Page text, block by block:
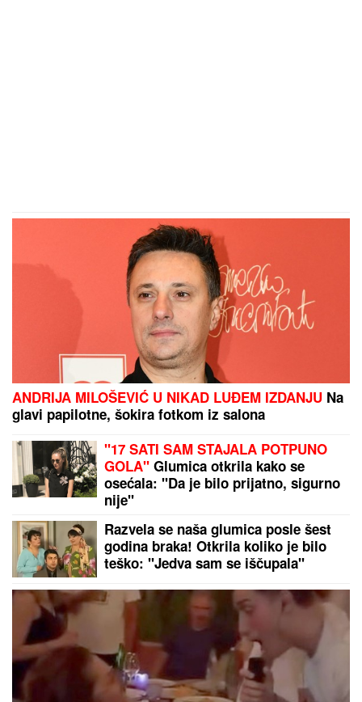
ANDRIJA MILOŠEVIĆ U NIKAD LUĐEM IZDANJU Na
glavi papilotne, šokira fotkom iz salona
"17 SATI SAM STAJALA POTPUNO
GOLA" Glumica otkrila kako se
osećala: "Da je bilo prijatno, sigurno
nije"
Razvela se naša glumica posle šest
godina braka! Otkrila koliko je bilo
teško: "Jedva sam se iščupala"